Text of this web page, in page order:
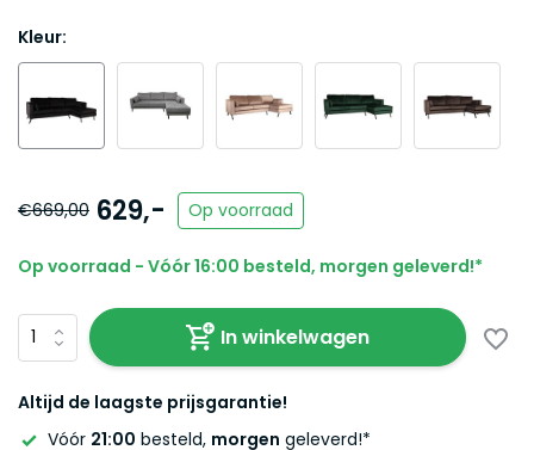
Kleur:
€669,00 629,- Op voorraad
Op voorraad - Vóór 16:00 besteld, morgen geleverd!*
In winkelwagen
Altijd de laagste prijsgarantie!
Vóór 21:00 besteld, morgen geleverd!*